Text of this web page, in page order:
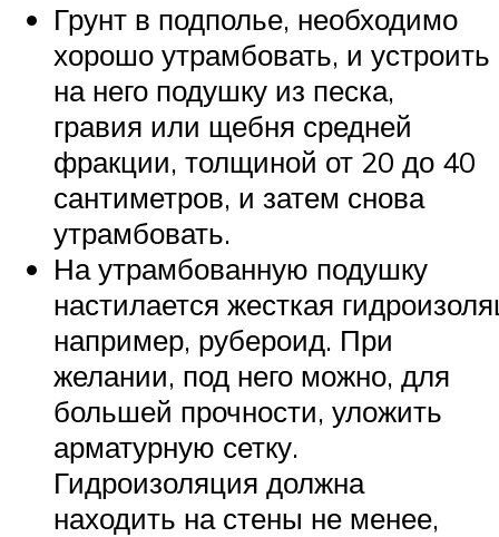
Грунт в подполье, необходимо
хорошо утрамбовать, и устроить
на него подушку из песка,
гравия или щебня средней
фракции, толщиной от 20 до 40
сантиметров, и затем снова
утрамбовать.
На утрамбованную подушку
настилается жесткая
например, рубероид. При
желании, под него можно, для
большей прочности, уложить
арматурную сетку.
Гидроизоляция должна
находить на стены не менее,